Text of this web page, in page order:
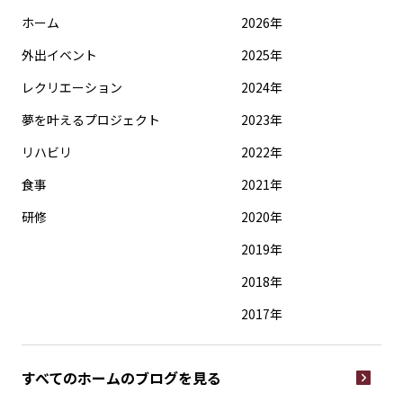
ホーム
外出イベント
レクリエーション
夢を叶えるプロジェクト
リハビリ
食事
研修
2026年
2025年
2024年
2023年
2022年
2021年
2020年
2019年
2018年
2017年
すべてのホームのブログを見る